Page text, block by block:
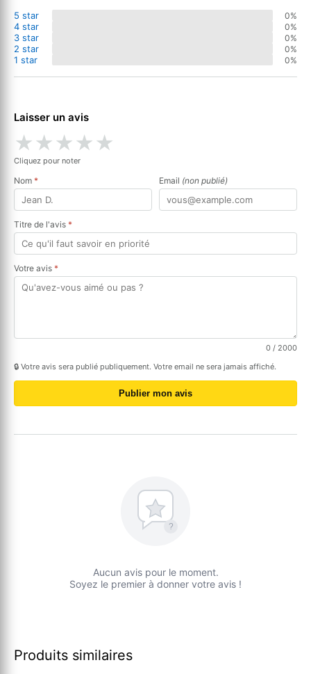
5 star
0%
4 star 0%
3 star 0%
2 star 0%
1 star 0%
Laisser un avis
★★★★★
Cliquez pour noter
Nom * Email (non publié)
Titre de l'avis *
Votre avis *
0 / 2000
🔒 Votre avis sera publié publiquement. Votre email ne sera jamais affiché.
Publier mon avis
?
Aucun avis pour le moment.
Soyez le premier à donner votre avis !
Produits similaires